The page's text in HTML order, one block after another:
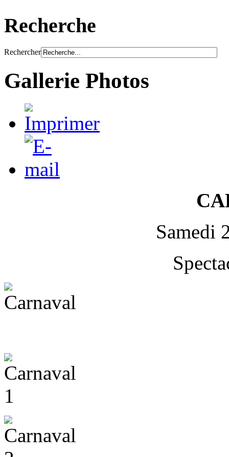
Recherche
Rechercher
Gallerie Photos
Samedi